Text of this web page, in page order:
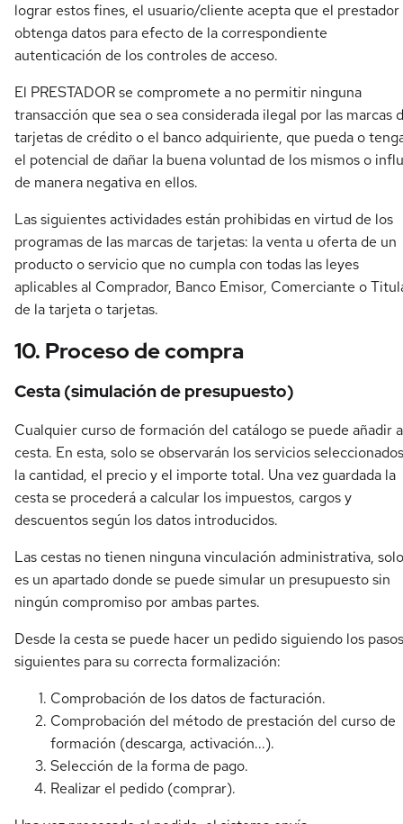
lograr estos fines, el usuario/cliente acepta que el prestador
obtenga datos para efecto de la correspondiente
autenticación de los controles de acceso.
El PRESTADOR se compromete a no permitir ninguna
transacción que sea o sea considerada ilegal por las marcas
tarjetas de crédito o el banco adquiriente, que pueda o
el potencial de dañar la buena voluntad de los mismos o
de manera negativa en ellos.
Las siguientes actividades están prohibidas en virtud de los
programas de las marcas de tarjetas: la venta u oferta de un
producto o servicio que no cumpla con todas las leyes
aplicables al Comprador, Banco Emisor, Comerciante o
de la tarjeta o tarjetas.
10. Proceso de compra
Cesta (simulación de presupuesto)
Cualquier curso de formación del catálogo se puede añadir
cesta. En esta, solo se observarán los servicios
la cantidad, el precio y el importe total. Una vez guardada la
cesta se procederá a calcular los impuestos, cargos y
descuentos según los datos introducidos.
Las cestas no tienen ninguna vinculación administrativa, solo
es un apartado donde se puede simular un presupuesto sin
ningún compromiso por ambas partes.
Desde la cesta se puede hacer un pedido siguiendo los pasos
siguientes para su correcta formalización:
Comprobación de los datos de facturación.
Comprobación del método de prestación del curso de
formación (descarga, activación...).
Selección de la forma de pago.
Realizar el pedido (comprar).